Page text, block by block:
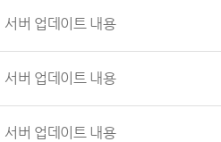
버 업데이트 내용
버 업데이트 내용
버 업데이트 내용